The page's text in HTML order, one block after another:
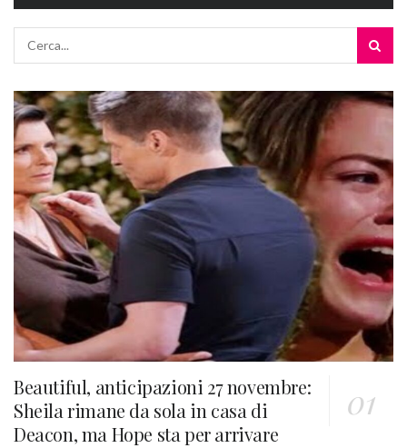
Beautiful, anticipazioni 27 novembre:
Sheila rimane da sola in casa di
Deacon, ma Hope sta per arrivare